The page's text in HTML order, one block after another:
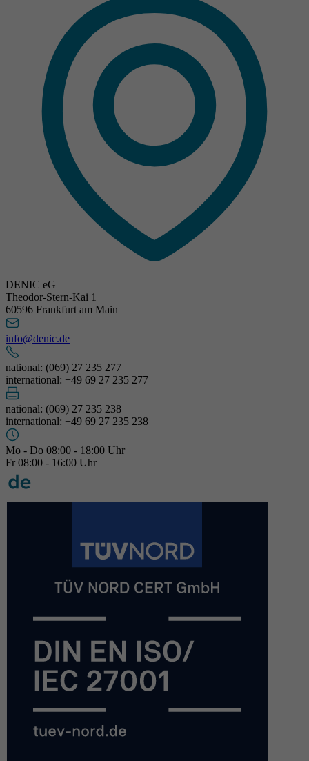
DENIC eG
Theodor-Stern-Kai 1
60596 Frankfurt am Main
info@denic.de
national: (069) 27 235 277
international: +49 69 27 235 277
national: (069) 27 235 238
international: +49 69 27 235 238
Mo - Do 08:00 - 18:00 Uhr
Fr 08:00 - 16:00 Uhr